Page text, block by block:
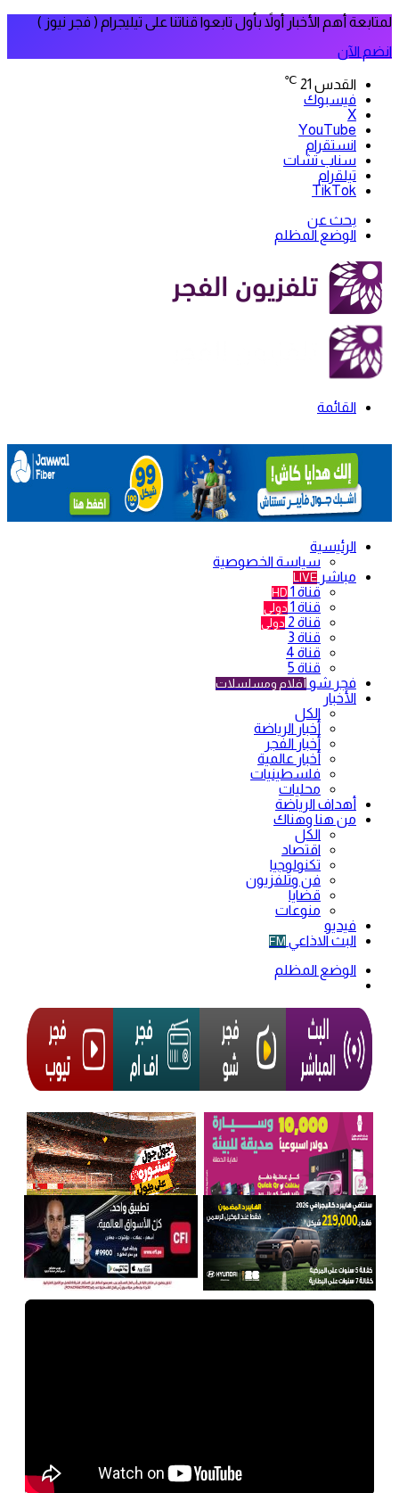
لمتابعة أهم الأخبار أولاً بأول تابعوا قناتنا على تيليجرام ( فجر نيوز )
انضم الآن
القدس 21
℃
فيسبوك
‫X
‫YouTube
انستقرام
سناب تشات
تيلقرام
‫TikTok
بحث عن
الوضع المظلم
القائمة
الرئيسية
سياسة الخصوصية
مباشر LIVE
قناة 1 HD
قناة 1 دولي
قناة 2 دولي
قناة 3
قناة 4
قناة 5
فجر شو أفلام ومسلسلات
الأخبار
الكل
أخبار الرياضة
أخبار الفجر
أخبار عالمية
فلسطينيات
محليات
أهداف الرياضة
من هنا وهناك
الكل
اقتصاد
تكنولوجيا
فن وتلفزيون
قضايا
منوعات
فيديو
البث الاذاعي FM
الوضع المظلم